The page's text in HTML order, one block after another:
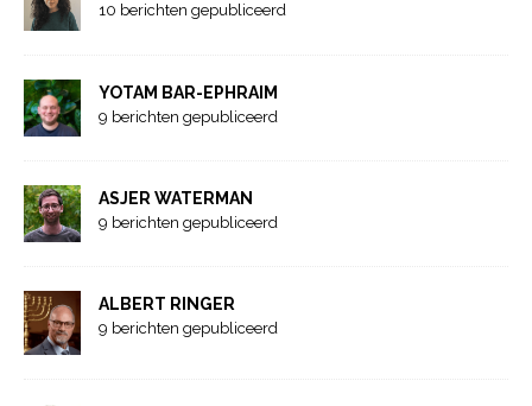
10 berichten gepubliceerd
YOTAM BAR-EPHRAIM
9 berichten gepubliceerd
ASJER WATERMAN
9 berichten gepubliceerd
ALBERT RINGER
9 berichten gepubliceerd